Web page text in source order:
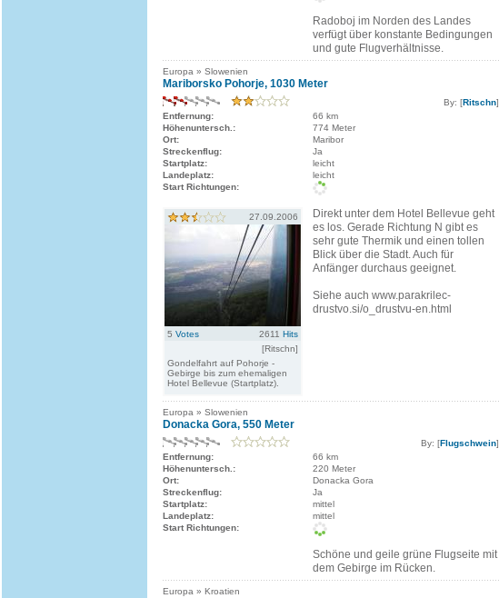
Radoboj im Norden des Landes
verfügt über konstante Bedingungen
und gute Flugverhältnisse.
Europa » Slowenien
Mariborsko Pohorje, 1030 Meter
By: [Ritschn]
Entfernung:
66 km
Höhenuntersch.:
774 Meter
Ort:
Maribor
Streckenflug:
Ja
Startplatz:
leicht
Landeplatz:
leicht
Start Richtungen:
27.09.2006
5 Votes 2611 Hits
[Ritschn]
Gondelfahrt auf Pohorje -
Gebirge bis zum ehemaligen
Hotel Bellevue (Startplatz).
Direkt unter dem Hotel Bellevue geht
es los. Gerade Richtung N gibt es
sehr gute Thermik und einen tollen
Blick über die Stadt. Auch für
Anfänger durchaus geeignet.
Siehe auch www.parakrilec-
drustvo.si/o_drustvu-en.html
Europa » Slowenien
Donacka Gora, 550 Meter
By: [Flugschwein]
Entfernung:
66 km
Höhenuntersch.:
220 Meter
Ort:
Donacka Gora
Streckenflug:
Ja
Startplatz:
mittel
Landeplatz:
mittel
Start Richtungen:
Schöne und geile grüne Flugseite mit
dem Gebirge im Rücken.
Europa » Kroatien